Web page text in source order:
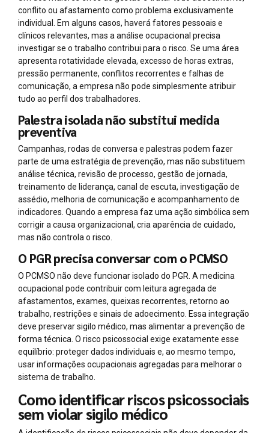
conflito ou afastamento como problema exclusivamente
individual. Em alguns casos, haverá fatores pessoais e
clínicos relevantes, mas a análise ocupacional precisa
investigar se o trabalho contribui para o risco. Se uma área
apresenta rotatividade elevada, excesso de horas extras,
pressão permanente, conflitos recorrentes e falhas de
comunicação, a empresa não pode simplesmente atribuir
tudo ao perfil dos trabalhadores.
Palestra isolada não substitui medida
preventiva
Campanhas, rodas de conversa e palestras podem fazer
parte de uma estratégia de prevenção, mas não substituem
análise técnica, revisão de processo, gestão de jornada,
treinamento de liderança, canal de escuta, investigação de
assédio, melhoria de comunicação e acompanhamento de
indicadores. Quando a empresa faz uma ação simbólica sem
corrigir a causa organizacional, cria aparência de cuidado,
mas não controla o risco.
O PGR precisa conversar com o PCMSO
O PCMSO não deve funcionar isolado do PGR. A medicina
ocupacional pode contribuir com leitura agregada de
afastamentos, exames, queixas recorrentes, retorno ao
trabalho, restrições e sinais de adoecimento. Essa integração
deve preservar sigilo médico, mas alimentar a prevenção de
forma técnica. O risco psicossocial exige exatamente esse
equilíbrio: proteger dados individuais e, ao mesmo tempo,
usar informações ocupacionais agregadas para melhorar o
sistema de trabalho.
Como identificar riscos psicossociais
sem violar sigilo médico